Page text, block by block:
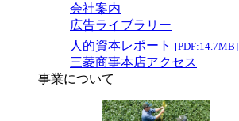
会社案内
広告ライブラリー
人的資本レポート [PDF:14.7MB]
三菱商事本店アクセス
事業について